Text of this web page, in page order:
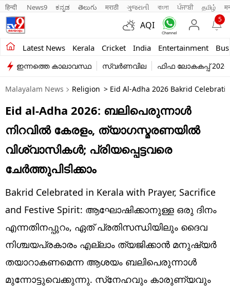
हिन्दी News9 ಕನ್ನಡ తెలుగు मराठी ગુજરાતી বাংলা ਪੰਜਾਬੀ தமிழ்
AQI
5
Latest News Kerala Cricket India Entertainment
Kerala
India
Entertainment
Business
Education
Sports
Lifestyle
world
Technology
Web Story
ഇന്നത്തെ കാലാവസ്ഥ സ്വർണവില ഫിഫ ലോകകപ്പ് 2026
Malayalam News Religion > Eid Al-Adha 2026 Bakrid
Eid al-Adha 2026: ബലിപെരുന്നാള്‍
നിറവില്‍ കേരളം, ത്യാഗസ്മരണയില്‍
വിശ്വാസികള്‍; പ്രിയപ്പെട്ടവരെ
ചേര്‍ത്തുപിടിക്കാം
Bakrid Celebrated in Kerala with Prayer, Sacrifice
and Festive Spirit: ആഘോഷിക്കാനുള്ള ഒരു ദിനം
എന്നതിനപ്പുറം, ഏത് പ്രതിസന്ധിയിലും ദൈവ
നിശ്ചയപ്രകാരം എല്ലാം ത്യജിക്കാന്‍ മനുഷ്യര്‍
തയാറാകണമെന്ന ആശയം ബലിപെരുന്നാള്‍
മുന്നോട്ടുവെക്കുന്നു. സ്‌നേഹവും കാരുണ്യവും